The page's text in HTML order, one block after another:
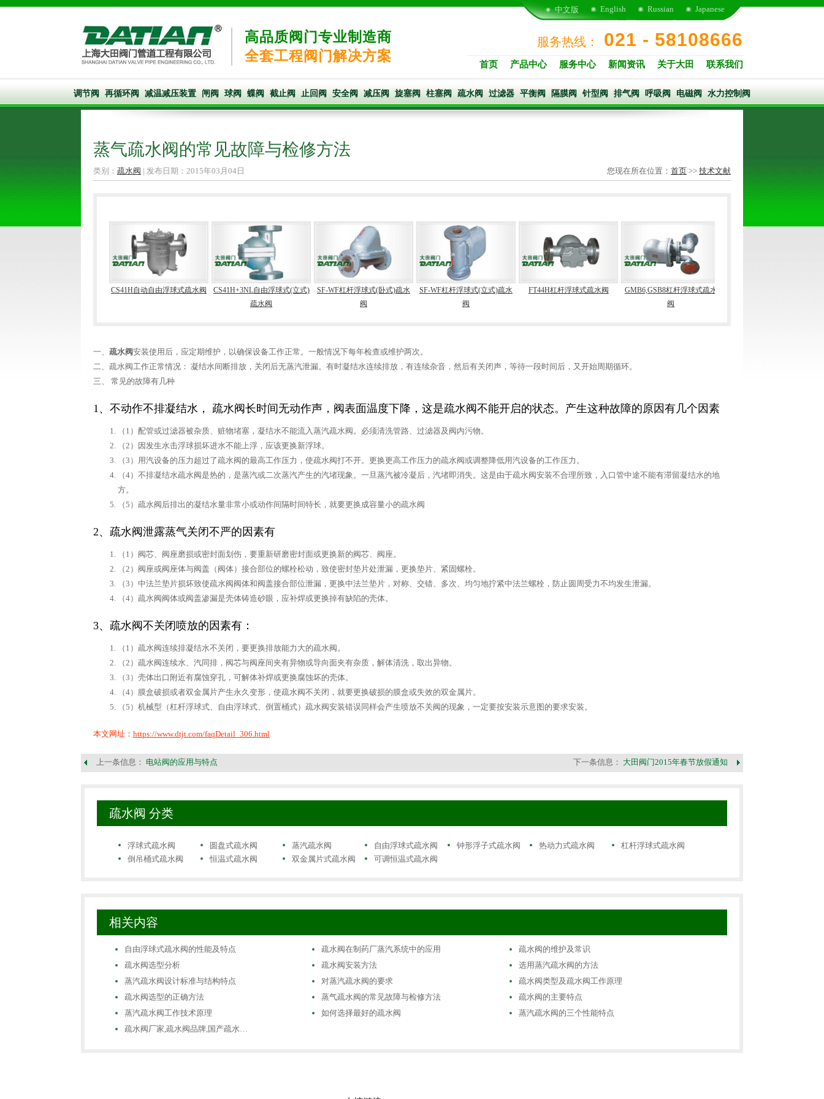
高品质阀门专业制造商
全套工程阀门解决方案
Japanese
Russian
English
中文版
服务热线： 021 - 58108666
首页 产品中心 服务中心 新闻资讯 关于大田 联系我们
调节阀 再循环阀 减温减压装置 闸阀 球阀 蝶阀 截止阀 止回阀 安全阀 减压阀 旋塞阀 柱塞阀 疏水阀 过滤器 平衡阀 隔膜阀 针型阀 排气阀 呼吸阀 电磁阀 水力控制阀
蒸气疏水阀的常见故障与检修方法
类别： 疏水阀 | 发布日期：2015年03月04日 您现在所在位置： 首页 >> 技术文献
CS41H自动自由浮球式疏水阀
CS41H+3NL自由浮球式(立式)
疏水阀
SF-WF杠杆浮球式(卧式)疏水
阀
SF-WF杠杆浮球式(立式)疏水
阀
FT44H杠杆浮球式疏水阀
GMB6,GSB8杠杆浮球式疏水
阀
一、 疏水阀安装使用后，应定期维护，以确保设备工作正常。一般情况下每年检查或维护两次。
二、疏水阀工作正常情况： 凝结水间断排放，关闭后无蒸汽泄漏。有时凝结水连续排放，有连续杂音，然后有关闭声，等待一段时间后，又开始周期循环。
三、 常见的故障有几种
1、不动作不排凝结水， 疏水阀长时间无动作声，阀表面温度下降，这是疏水阀不能开启的状态。产生这种故障的原因有几个因素
（1）配管或过滤器被杂质、赃物堵塞，凝结水不能流入蒸汽疏水阀。必须清洗管路、过滤器及阀内污物。
（2）因发生水击浮球损坏进水不能上浮，应该更换新浮球。
（3）用汽设备的压力超过了疏水阀的最高工作压力，使疏水阀打不开。更换更高工作压力的疏水阀或调整降低用汽设备的工作压力。
（4）不排凝结水疏水阀是热的，是蒸汽或二次蒸汽产生的汽堵现象。一旦蒸汽被冷凝后，汽堵即消失。这是由于疏水阀安装不合理所致，入口管中途不能有滞留凝结水的地
方。
（5）疏水阀后排出的凝结水量非常小或动作间隔时间特长，就要更换成容量小的疏水阀
2、疏水阀泄露蒸气关闭不严的因素有
（1）阀芯、阀座磨损或密封面划伤，要重新研磨密封面或更换新的阀芯、阀座。
（2）阀座或阀座体与阀盖（阀体）接合部位的螺栓松动，致使密封垫片处泄漏，更换垫片、紧固螺栓。
（3）中法兰垫片损坏致使疏水阀阀体和阀盖接合部位泄漏，更换中法兰垫片，对称、交错、多次、均匀地拧紧中法兰螺栓，防止圆周受力不均发生泄漏。
（4）疏水阀阀体或阀盖渗漏是壳体铸造砂眼，应补焊或更换掉有缺陷的壳体。
3、疏水阀不关闭喷放的因素有：
（1）疏水阀连续排凝结水不关闭，要更换排放能力大的疏水阀。
（2）疏水阀连续水、汽同排，阀芯与阀座间夹有异物或导向面夹有杂质，解体清洗，取出异物。
（3）壳体出口附近有腐蚀穿孔，可解体补焊或更换腐蚀坏的壳体。
（4）膜盒破损或者双金属片产生永久变形，使疏水阀不关闭，就要更换破损的膜盒或失效的双金属片。
（5）机械型（杠杆浮球式、自由浮球式、倒置桶式）疏水阀安装错误同样会产生喷放不关阀的现象，一定要按安装示意图的要求安装。
本文网址： https://www.dtjt.com/faqDetail_306.html
上一条信息： 电站阀的应用与特点 下一条信息： 大田阀门2015年春节放假通知
疏水阀 分类
浮球式疏水阀 圆盘式疏水阀 蒸汽疏水阀 自由浮球式疏水阀 钟形浮子式疏水阀 热动力式疏水阀
杠杆浮球式疏水阀
倒吊桶式疏水阀
恒温式疏水阀 双金属片式疏水阀 可调恒温式疏水阀
相关内容
自由浮球式疏水阀的性能及特点 疏水阀在制药厂蒸汽系统中的应用
疏水阀的维护及常识
疏水阀选型分析
疏水阀安装方法
选用蒸汽疏水阀的方法
蒸汽疏水阀设计标准与结构特点
对蒸汽疏水阀的要求
疏水阀类型及疏水阀工作原理
疏水阀选型的正确方法
蒸气疏水阀的常见故障与检修方法
疏水阀的主要特点
蒸汽疏水阀工作技术原理
如何选择最好的疏水阀
蒸汽疏水阀的三个性能特点
疏水阀厂家,疏水阀品牌,国产疏水…